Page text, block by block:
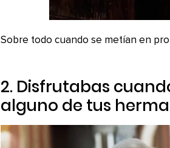
Sobre todo cuando se metían en
2. Disfrutabas
alguno de tus